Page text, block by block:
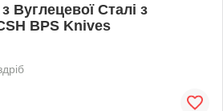
Вуглецевої Сталі з
BPS Knives